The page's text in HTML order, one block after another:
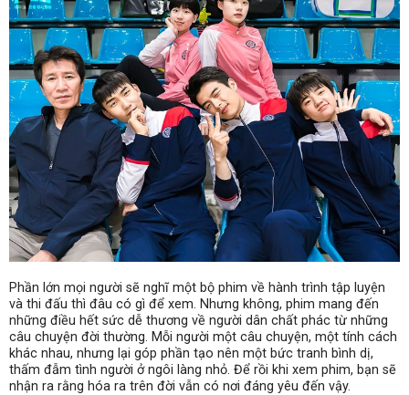
Phần lớn mọi người sẽ nghĩ một bộ phim về hành trình tập luyện
và thi đấu thì đâu có gì để xem. Nhưng không, phim mang đến
những điều hết sức dễ thương về người dân chất phác từ những
câu chuyện đời thường. Mỗi người một câu chuyện, một tính cách
khác nhau, nhưng lại góp phần tạo nên một bức tranh bình dị,
thấm đẫm tình người ở ngôi làng nhỏ. Để rồi khi xem phim, bạn sẽ
nhận ra rằng hóa ra trên đời vẫn có nơi đáng yêu đến vậy.